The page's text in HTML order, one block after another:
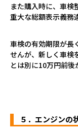
また購入時に、車検
重大な総額表示義務
車検の有効期限が長
せんが、新しく車検
とは別に10万円前後
５．エンジンの